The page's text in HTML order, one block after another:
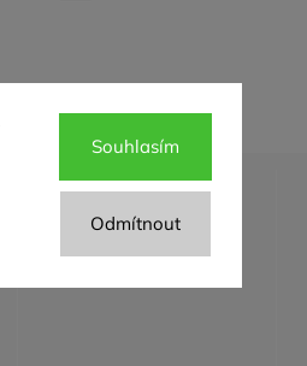
Odmítnout
Souhlasím